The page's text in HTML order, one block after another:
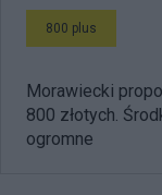
800 plus
Morawiecki
800 złotych.
ogromne